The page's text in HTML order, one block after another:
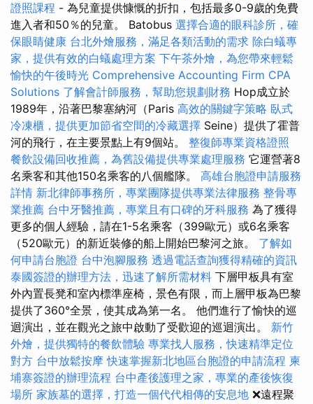
證照課程 - 為兒童提供慷慨的折扣，包括最多0-9歲的免費
進入者和50％的兒童。 Batobus 選擇合適的眼科診所，確
保眼睛健康 台北外燴服務，滿足各類活動的需求 除白蟻專
家，提供有效的白蟻處理方案 下午茶外燴，為您帶來輕鬆
愉快的午後時光 Comprehensive Accounting Firm CPA
Solutions 了解會計師服務，幫助您規劃財務 Hop成立於
1989年，沿著巴黎塞納河（Paris 高效的關鍵字策略 臥式
冷凍櫃，提供更加節省空間的冷藏選擇 Seine）提供了霍普
河的飛行，在主要景點上有9個站。 整復師專業資格證照
餐飲設備回收推薦，為舊設備提供專業處理服務 它運營著8
名乘客和其他150名乘客的八個艦隊。 高雄台胞證申請服務
詳情 新北律師事務所，專業團隊提供專業法律服務 整骨專
業推薦 台中牙醫推薦，專業且有口碑的牙科服務 為了獲得
更多的個人經驗，請在1-5名乘客（399歐元）或6名乘客
（520歐元）的新近裝修的船上開始巴黎河之旅。 了解如
何申請台胞證 台中泡腳服務 透過電話查詢獲得精確的資訊
泰國簽證的辦理方法，迅速了解所需材料 下層甲板具有室
外內置長凳和室內標準座椅，景色有限，而上層甲板為巴黎
提供了360°全景，使其成為第一名。 他們進行了愉快的巡
迴演出，並在觀光之旅中啟動了受歡迎的巡迴演出。 新竹
外燴，提供獨特的餐飲體驗 專業找人服務，快速精準定位
對方 台中放鬆按摩快速掌握新北地區台胞證的申請流程 柬
埔寨簽證的辦理流程 台中產後護理之家，專業的產後恢復
場所 家族墓的選擇，打造一個代代相傳的安息地 ❌遠程聚